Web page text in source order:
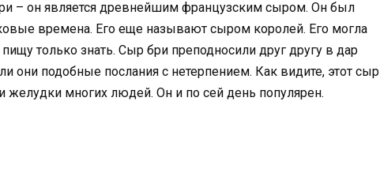
– он является древнейшим французским сыром. Он был
времена. Его еще называют сыром королей. Его могла
только знать. Сыр бри преподносили друг другу в дар
они подобные послания с нетерпением. Как видите, этот сыр
желудки многих людей. Он и по сей день популярен.